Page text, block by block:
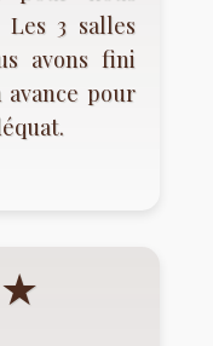
Les 3 salles
avons fini
pour